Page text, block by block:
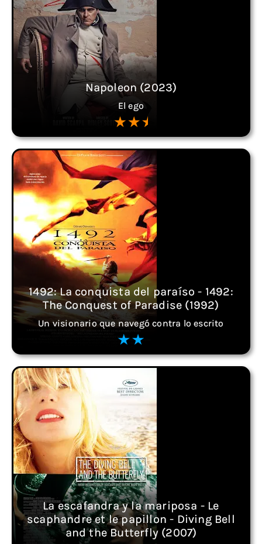
Napoleon (2023)
El ego
1492: La conquista del paraíso - 1492:
The Conquest of Paradise (1992)
Un visionario que navegó contra lo escrito
La escafandra y la mariposa - Le
scaphandre et le papillon - Diving Bell
and the Butterfly (2007)